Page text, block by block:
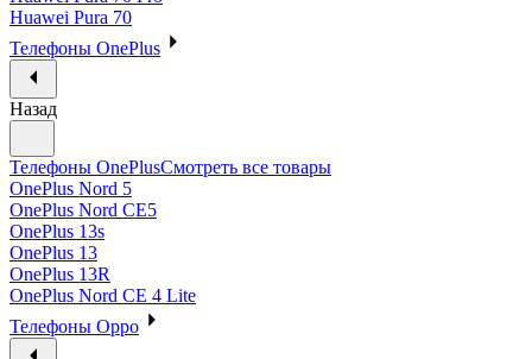
Huawei Pura 70
Телефоны OnePlus
Назад
Телефоны OnePlusСмотреть все товары
OnePlus Nord 5
OnePlus Nord CE5
OnePlus 13s
OnePlus 13
OnePlus 13R
OnePlus Nord CE 4 Lite
Телефоны Oppo